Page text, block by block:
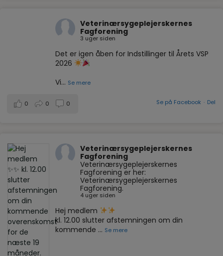
Veterinærsygeplejerskernes
Fagforening
3 uger siden
Det er igen åben for Indstillinger til Årets VSP
2026
Vi... Se mere
Se på Facebook · Del
0 0 0
Veterinærsygeplejerskernes
Fagforening
Veterinærsygeplejerskernes
Fagforening er her:
Veterinærsygeplejerskernes
Fagforening.
4 uger siden
Hej medlem
kl. 12.00 slutter afstemningen om din
kommende ... Se mere